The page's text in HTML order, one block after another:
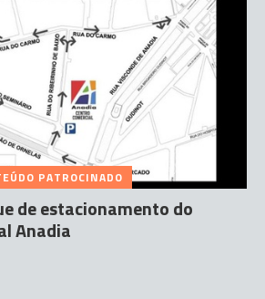
PATROCINADO
de estacionamento do
Anadia